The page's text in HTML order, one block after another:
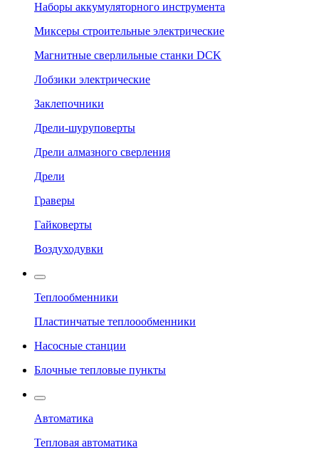
Наборы аккумуляторного инструмента
Миксеры строительные электрические
Магнитные сверлильные станки DCK
Лобзики электрические
Заклепочники
Дрели-шуруповерты
Дрели алмазного сверления
Дрели
Граверы
Гайковерты
Воздуходувки
Теплообменники
Пластинчатые теплоообменники
Насосные станции
Блочные тепловые пункты
Автоматика
Тепловая автоматика